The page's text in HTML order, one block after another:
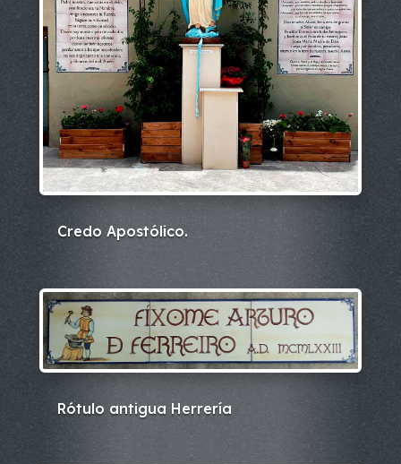
Credo Apostólico.
Rótulo antigua Herrería